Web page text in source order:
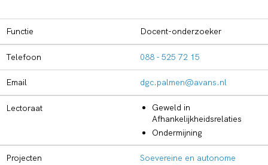
Functie Docent-onderzoeker
Telefoon 088 - 525 72 15
Email dgc.palmen@avans.nl
Lectoraat
Geweld in
Afhankelijkheidsrelaties
Ondermijning
Projecten
Soevereine en autonome